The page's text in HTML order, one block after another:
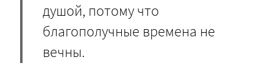
душой, потому что
благополучные времена не
вечны.